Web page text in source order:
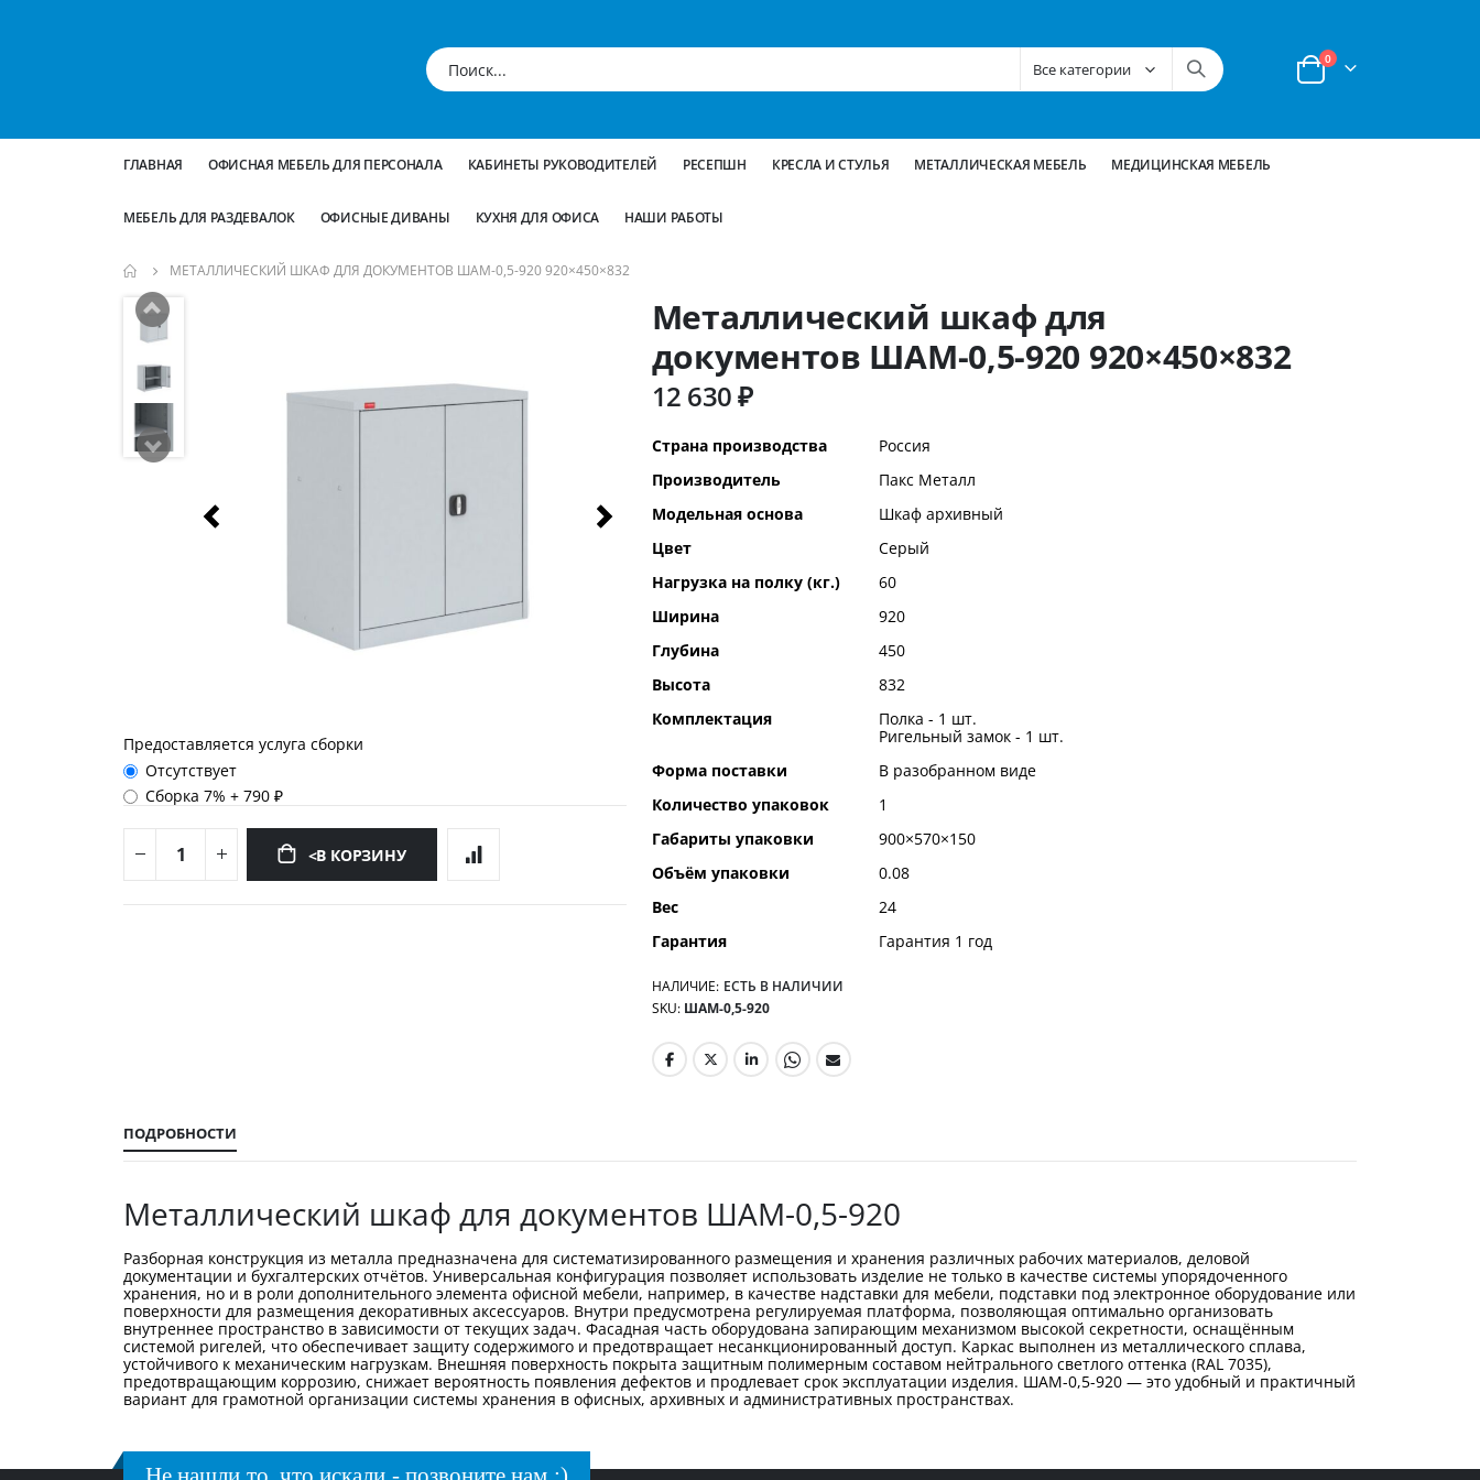
Корзина
0позиции
ГЛАВНАЯ ОФИСНАЯ МЕБЕЛЬ ДЛЯ ПЕРСОНАЛА КАБИНЕТЫ РУКОВОДИТЕЛЕЙ РЕСЕПШН КРЕСЛА И СТУЛЬЯ МЕТАЛЛИЧЕСКАЯ МЕБЕЛЬ МЕДИЦИНСКАЯ МЕБЕЛЬ
МЕБЕЛЬ ДЛЯ РАЗДЕВАЛОК ОФИСНЫЕ ДИВАНЫ КУХНЯ ДЛЯ ОФИСА НАШИ РАБОТЫ
МЕТАЛЛИЧЕСКИЙ ШКАФ ДЛЯ ДОКУМЕНТОВ ШАМ-0,5-920 920×450×832
Пропустить
перейти
галереям
изображений
Предоставляется услуга сборки
Отсутствует
Сборка 7%+790 ₽
<В КОРЗИНУ
Металлический шкаф для
документов ШАМ-0,5-920 920×450×832
12 630 ₽
Дополнительная
информация
Страна производства
Россия
Производитель
Пакс Металл
Модельная основа
Шкаф архивный
Цвет
Серый
Нагрузка на полку (кг.)
60
Ширина
920
Глубина
450
Высота
832
Комплектация
Полка - 1 шт.
Ригельный замок - 1 шт.
Форма поставки
В разобранном виде
Количество упаковок
1
Габариты упаковки
900×570×150
Объём упаковки
0.08
Вес
24
Гарантия
Гарантия 1 год
НАЛИЧИЕ: ЕСТЬ В НАЛИЧИИ
SKU ШАМ-0,5-920
ПОДРОБНОСТИ
Металлический шкаф для документов ШАМ-0,5-920
Разборная конструкция из металла предназначена для систематизированного размещения и хранения различных рабочих материалов, деловой
документации и бухгалтерских отчётов. Универсальная конфигурация позволяет использовать изделие не только в качестве системы упорядоченного
хранения, но и в роли дополнительного элемента офисной мебели, например, в качестве надставки для мебели, подставки под электронное оборудование или
поверхности для размещения декоративных аксессуаров. Внутри предусмотрена регулируемая платформа, позволяющая оптимально организовать
внутреннее пространство в зависимости от текущих задач. Фасадная часть оборудована запирающим механизмом высокой секретности, оснащённым
системой ригелей, что обеспечивает защиту содержимого и предотвращает несанкционированный доступ. Каркас выполнен из металлического сплава,
устойчивого к механическим нагрузкам. Внешняя поверхность покрыта защитным полимерным составом нейтрального светлого оттенка (RAL 7035),
предотвращающим коррозию, снижает вероятность появления дефектов и продлевает срок эксплуатации изделия. ШАМ-0,5-920 — это удобный и практичный
вариант для грамотной организации системы хранения в офисных, архивных и административных пространствах.
Не нашли то, что искали - позвоните нам :)